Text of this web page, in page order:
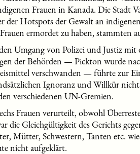
Frauen in Kanada. Die Stadt
Hotspots der Gewalt an
ermordet zu haben, stammten
Umgang von Polizei und Justiz
der Behörden — Pickton wurde
verschwanden — führte zur
Ignoranz und Willkür
verschiedenen UN-Gremien.
Frauen verurteilt, obwohl
die Gleichgültigkeit des Gerichts
Mütter, Schwestern, Tanten etc.
nicht aufgeklärt.